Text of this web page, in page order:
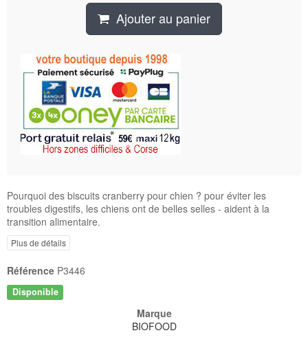
Ajouter au panier
Pourquoi des biscuits cranberry pour chien ? pour éviter les
troubles digestifs, les chiens ont de belles selles - aident à la
transition alimentaire.
Plus de détails
Référence P3446
Disponible
Marque
BIOFOOD